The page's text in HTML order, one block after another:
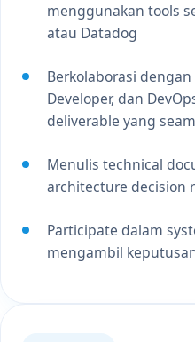
menggunakan tools
atau Datadog
Berkolaborasi
Developer, dan
deliverable yang
Menulis technical
architecture decision
Participate dalam
mengambil